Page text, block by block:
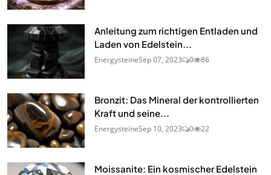
Anleitung zum richtigen Entladen und
Laden von Edelstein...
EnergysteineSep 07, 2023 0 86
Bronzit: Das Mineral der kontrollierten
Kraft und seine...
EnergysteineSep 10, 2023 0 22
Moissanite: Ein kosmischer Edelstein